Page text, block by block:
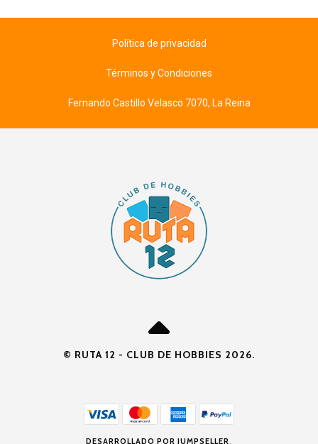
Política de privacidad
Términos y Condiciones
Fernando Castillo Velasco 7070, La Reina
© RUTA 12 - CLUB DE HOBBIES 2026.
DESARROLLADO POR JUMPSELLER